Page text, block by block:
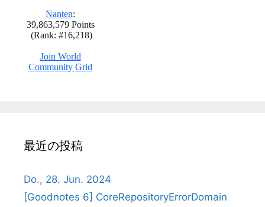
最近の投稿
Do., 28. Jun. 2024
[Goodnotes 6] CoreRepositoryErrorDomain